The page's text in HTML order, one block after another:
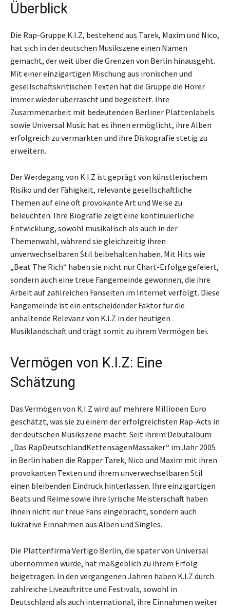
Überblick
Die Rap-Gruppe K.I.Z, bestehend aus Tarek, Maxim und Nico,
hat sich in der deutschen Musikszene einen Namen
gemacht, der weit über die Grenzen von Berlin hinausgeht.
Mit einer einzigartigen Mischung aus ironischen und
gesellschaftskritischen Texten hat die Gruppe die Hörer
immer wieder überrascht und begeistert. Ihre
Zusammenarbeit mit bedeutenden Berliner Plattenlabels
sowie Universal Music hat es ihnen ermöglicht, ihre Alben
erfolgreich zu vermarkten und ihre Diskografie stetig zu
erweitern.
Der Werdegang von K.I.Z ist geprägt von künstlerischem
Risiko und der Fähigkeit, relevante gesellschaftliche
Themen auf eine oft provokante Art und Weise zu
beleuchten. Ihre Biografie zeigt eine kontinuierliche
Entwicklung, sowohl musikalisch als auch in der
Themenwahl, während sie gleichzeitig ihren
unverwechselbaren Stil beibehalten haben. Mit Hits wie
„Beat The Rich“ haben sie nicht nur Chart-Erfolge gefeiert,
sondern auch eine treue Fangemeinde gewonnen, die ihre
Arbeit auf zahlreichen Fanseiten im Internet verfolgt. Diese
Fangemeinde ist ein entscheidender Faktor für die
anhaltende Relevanz von K.I.Z in der heutigen
Musiklandschaft und trägt somit zu ihrem Vermögen bei.
Vermögen von K.I.Z: Eine
Schätzung
Das Vermögen von K.I.Z wird auf mehrere Millionen Euro
geschätzt, was sie zu einem der erfolgreichsten Rap-Acts in
der deutschen Musikszene macht. Seit ihrem Debütalbum
„Das RapDeutschlandKettensägenMassaker“ im Jahr 2005
in Berlin haben die Rapper Tarek, Nico und Maxim mit ihren
provokanten Texten und ihrem unverwechselbaren Stil
einen bleibenden Eindruck hinterlassen. Ihre einzigartigen
Beats und Reime sowie ihre lyrische Meisterschaft haben
ihnen nicht nur treue Fans eingebracht, sondern auch
lukrative Einnahmen aus Alben und Singles.
Die Plattenfirma Vertigo Berlin, die später von Universal
übernommen wurde, hat maßgeblich zu ihrem Erfolg
beigetragen. In den vergangenen Jahren haben K.I.Z durch
zahlreiche Liveauftritte und Festivals, sowohl in
Deutschland als auch international, ihre Einnahmen weiter